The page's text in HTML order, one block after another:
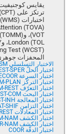
يقايس
المحفزات
الاختبار التسلسلي WOM-ASM
اختبار الحلّ REST-SPER
اختبار السرعة REST-HECOOR
اختبار التركّز VISMEM-PLAN
اختبار التعرّف WOM-REST
اختبار البحث REST-COM
اختبار المعالجة REST-INH
اختبار التزامن DIAT-SHIF
اختبار المعادلات INH-REST
اختبار الكشف COM-NAM
اختبار الكشف VIPER-NAM
اختبار الدقّة COOR